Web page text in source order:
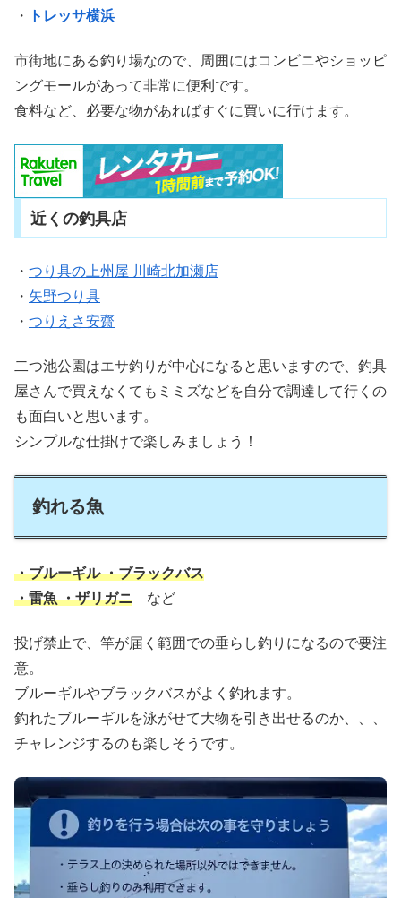
・
トレッサ横浜
市街地にある釣り場なので、周囲にはコンビニやショッピ
ングモールがあって非常に便利です。
食料など、必要な物があればすぐに買いに行けます。
近くの釣具店
・ つり具の上州屋 川崎北加瀬店
・ 矢野つり具
・ つりえさ安齋
二つ池公園はエサ釣りが中心になると思いますので、釣具
屋さんで買えなくてもミミズなどを自分で調達して行くの
も面白いと思います。
シンプルな仕掛けで楽しみましょう！
釣れる魚
・ブルーギル ・ブラックバス
・雷魚 ・ザリガニ など
投げ禁止で、竿が届く範囲での垂らし釣りになるので要注
意。
ブルーギルやブラックバスがよく釣れます。
釣れたブルーギルを泳がせて大物を引き出せるのか、、、
チャレンジするのも楽しそうです。